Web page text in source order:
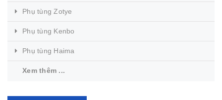
Phụ tùng Zotye
Phụ tùng Kenbo
Phụ tùng Haima
Xem thêm ...